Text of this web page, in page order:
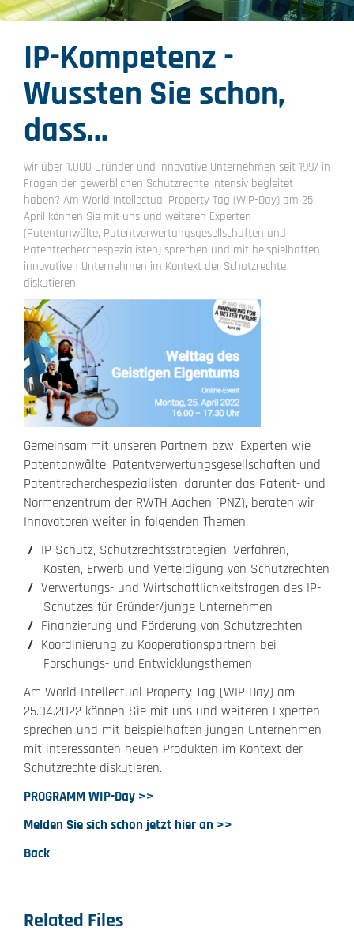
IP-Kompetenz -
Wussten Sie schon,
dass...
wir über 1.000 Gründer und innovative Unternehmen seit 1997 in
Fragen der gewerblichen Schutzrechte intensiv begleitet
haben? Am World Intellectual Property Tag (WIP-Day) am 25.
April können Sie mit uns und weiteren Experten
(Patentanwälte, Patentverwertungsgesellschaften und
Patentrecherchespezialisten) sprechen und mit beispielhaften
innovativen Unternehmen im Kontext der Schutzrechte
diskutieren.
Gemeinsam mit unseren Partnern bzw. Experten wie
Patentanwälte, Patentverwertungsgesellschaften und
Patentrecherchespezialisten, darunter das Patent- und
Normenzentrum der RWTH Aachen (PNZ), beraten wir
Innovatoren weiter in folgenden Themen:
IP-Schutz, Schutzrechtsstrategien, Verfahren,
Kosten, Erwerb und Verteidigung von Schutzrechten
Verwertungs- und Wirtschaftlichkeitsfragen des IP-
Schutzes für Gründer/junge Unternehmen
Finanzierung und Förderung von Schutzrechten
Koordinierung zu Kooperationspartnern bei
Forschungs- und Entwicklungsthemen
Am World Intellectual Property Tag (WIP Day) am
25.04.2022 können Sie mit uns und weiteren Experten
sprechen und mit beispielhaften jungen Unternehmen
mit interessanten neuen Produkten im Kontext der
Schutzrechte diskutieren.
PROGRAMM WIP-Day >>
Melden Sie sich schon jetzt hier an >>
Back
Related Files